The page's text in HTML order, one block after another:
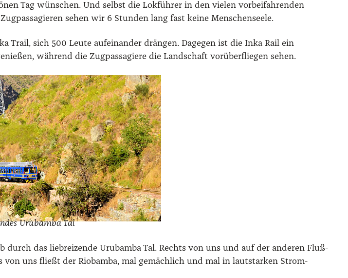
Tag wün­schen. Und selbst die Lok­füh­rer in den vie­len vor­bei­fah­ren­den
sehen wir 6 Stun­den lang fast kei­ne Men­schen­see­le.
sich 500 Leu­te auf­ein­an­der drän­gen. Dage­gen ist die Inka Rail ein
wäh­rend die Zug­pas­sa­gie­re die Land­schaft vor­über­flie­gen sehen.
Uru­bam­ba Tal
das lieb­rei­zen­de Uru­bam­ba Tal. Rechts von uns und auf der ande­ren Fluß­
uns fließt der Rio­bam­ba, mal gemäch­lich und mal in laut­star­ken Strom­